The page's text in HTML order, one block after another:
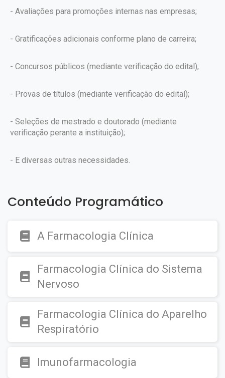
- Avaliações para promoções internas nas empresas;
- Gratificações adicionais conforme plano de carreira;
- Concursos públicos (mediante verificação do edital);
- Provas de títulos (mediante verificação do edital);
- Seleções de mestrado e doutorado (mediante
verificação perante a instituição);
- E diversas outras necessidades.
Conteúdo Programático
A Farmacologia Clínica
Farmacologia Clínica do Sistema
Nervoso
Farmacologia Clínica do Aparelho
Respiratório
Imunofarmacologia